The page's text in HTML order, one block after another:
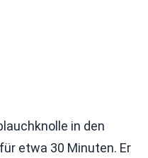
in den
etwa 30 Minuten. Er